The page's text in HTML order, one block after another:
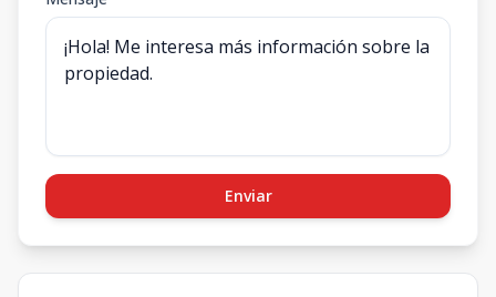
Enviar